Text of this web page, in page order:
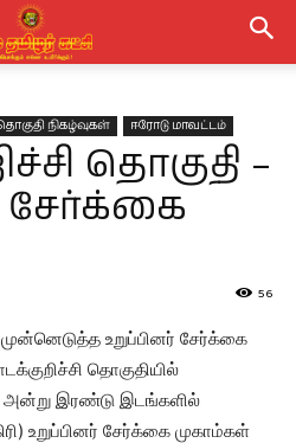
நிகழ்வுகள் ஈரோடு மாவட்டம்
தொகுதி –
சேர்க்கை
56
உறுப்பினர் சேர்க்கை
தொகுதியில்
அன்று இரண்டு இடங்களில்
உறுப்பினர் சேர்க்கை முகாம்கள்